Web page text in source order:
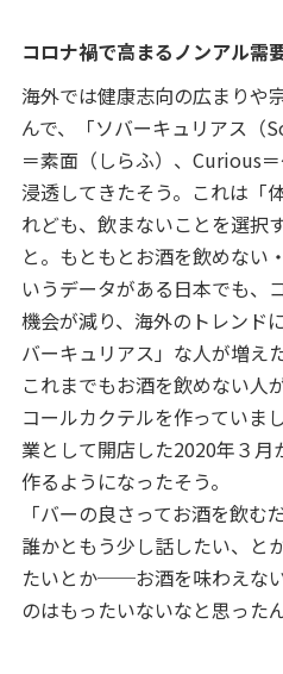
コロナ禍で高まるノンアル需
海外では健康志向の広まりや
んで、「ソバーキュリアス（
＝素面（しらふ）、Curious
浸透してきたそう。これは「
れども、飲まないことを選択
と。もともとお酒を飲めない
いうデータがある日本でも、
機会が減り、海外のトレンド
バーキュリアス」な人が増え
これまでもお酒を飲めない人
コールカクテルを作っていま
業として開店した2020年３月
作るようになったそう。
「バーの良さってお酒を飲む
誰かともう少し話したい、と
たいとか──お酒を味わえな
のはもったいないなと思った